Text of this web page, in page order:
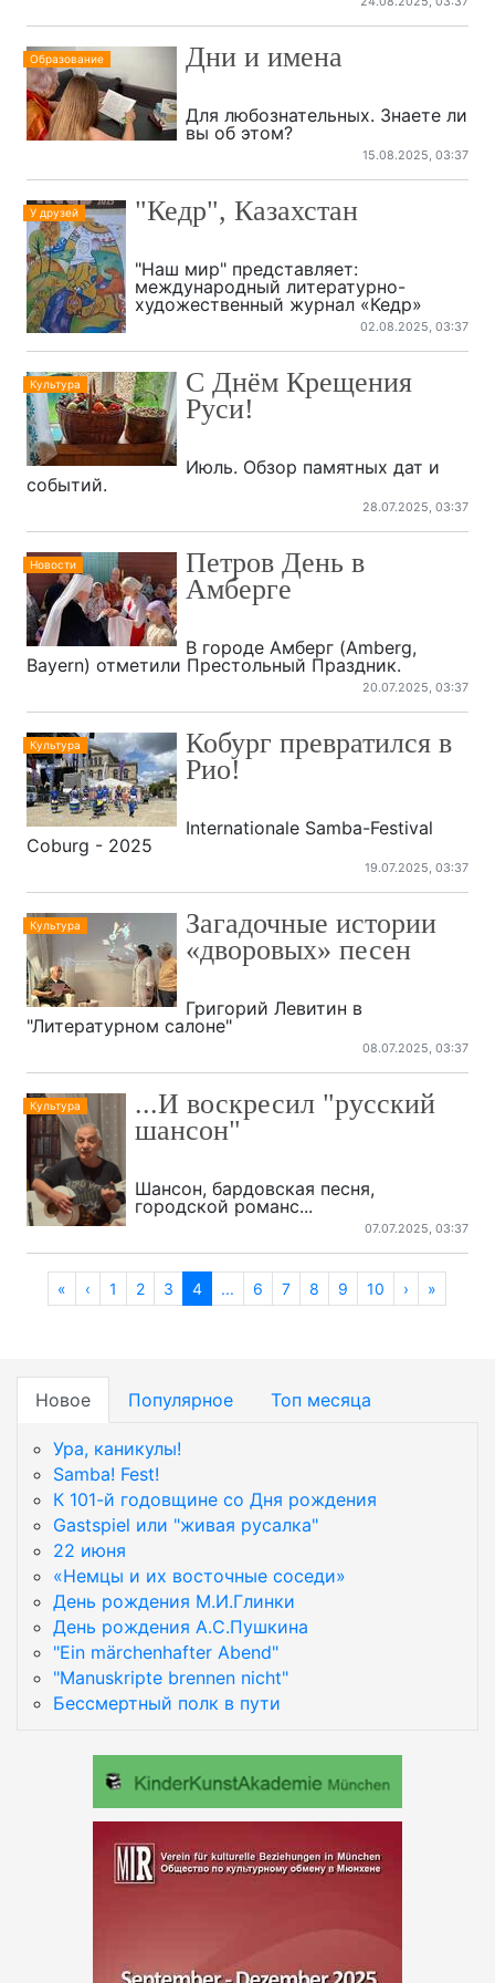
Образование Дни и имена
Для любознательных. Знаете ли
вы об этом?
15.08.2025, 03:37
У друзей "Кедр", Казахстан
"Наш мир" представляет:
международный литературно-
художественный журнал «Кедр»
02.08.2025, 03:37
Культура
C Днём Крещения
Руси!
Июль. Обзор памятных дат и
событий.
28.07.2025, 03:37
Новости
Петров День в
Амберге
В городе Амберг (Amberg,
Bayern) отметили Престольный Праздник.
20.07.2025, 03:37
Культура
Кобург превратился в
Рио!
Internationale Samba-Festival
Coburg - 2025
19.07.2025, 03:37
Культура
Загадочные истории
«дворовых» песен
Григорий Левитин в
"Литературном салоне"
08.07.2025, 03:37
Культура
...И воскресил "русский
шансон"
Шансон, бардовская песня,
городской романс...
07.07.2025, 03:37
« ‹ 1 2 3 4 ... 6 7 8 9 10 › »
Новое Популярное Топ месяца
Ура, каникулы!
Samba! Fest!
К 101-й годовщине со Дня рождения
Gastspiel или "живая русалка"
22 июня
«Немцы и их восточные соседи»
День рождения М.И.Глинки
День рождения А.С.Пушкина
"Ein märchenhafter Abend"
"Manuskripte brennen nicht"
Бессмертный полк в пути